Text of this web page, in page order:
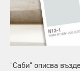
"Саби" описва